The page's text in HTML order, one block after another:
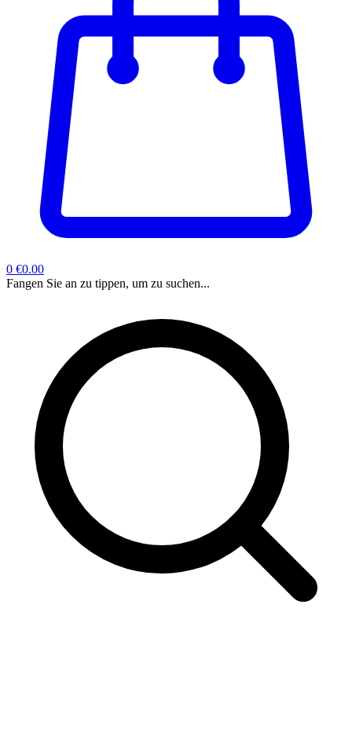
0 €0.00
Fangen Sie an zu tippen, um zu suchen...